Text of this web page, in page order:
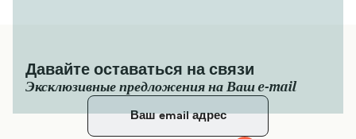
Давайте оставаться на связи
Эксклюзивные предложения на Ваш e-mail